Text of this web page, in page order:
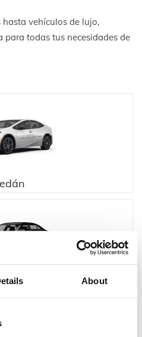
About
hasta vehículos de lujo,
todas tus necesidades de